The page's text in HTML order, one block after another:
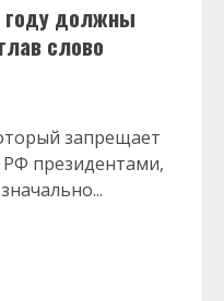
году должны
слово
запрещает
РФ президентами,